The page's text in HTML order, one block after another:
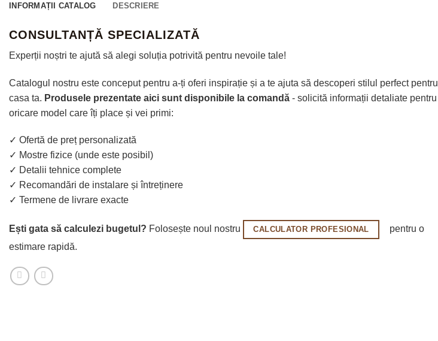
INFORMAȚII CATALOG DESCRIERE
CONSULTANȚĂ SPECIALIZATĂ
Experții noștri te ajută să alegi soluția potrivită pentru nevoile tale!
Catalogul nostru este conceput pentru a-ți oferi inspirație și a te ajuta să descoperi stilul perfect pentru
casa ta. Produsele prezentate aici sunt disponibile la comandă - solicită informații detaliate pentru
oricare model care îți place și vei primi:
✓ Ofertă de preț personalizată
✓ Mostre fizice (unde este posibil)
✓ Detalii tehnice complete
✓ Recomandări de instalare și întreținere
✓ Termene de livrare exacte
Ești gata să calculezi bugetul? Folosește noul nostru CALCULATOR PROFESIONAL
pentru o
estimare rapidă.